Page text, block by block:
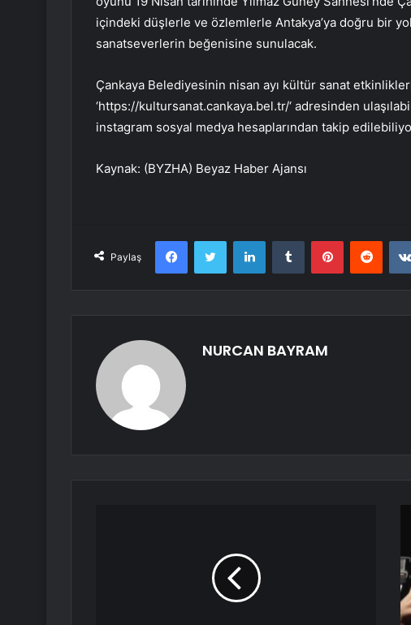
içindeki düşlerle ve özlemlerle Antakya’ya doğru bir
sanatseverlerin beğenisine sunulacak.
Çankaya Belediyesinin nisan ayı kültür sanat
‘https://kultursanat.cankaya.bel.tr/‘ adresinden
instagram sosyal medya hesaplarından takip
Kaynak: (BYZHA) Beyaz Haber Ajansı
Paylaş
FacebookTwitter LinkedInTumblr Pinterest
NURCAN BAYRAM